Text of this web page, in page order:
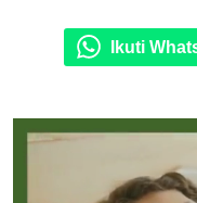
Ikuti